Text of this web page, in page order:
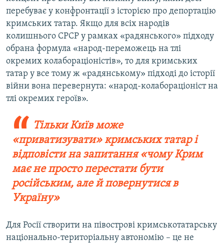
перебуває у конфронтації з історією про депортацію
кримських татар. Якщо для всіх народів
колишнього СРСР у рамках «радянського» підходу
обрана формула «народ-переможець на тлі
окремих колабораціоністів», то для кримських
татар у все тому ж «радянському» підході до історії
війни вона перевернута: «народ-колабораціоніст на
тлі окремих героїв».
Тільки Київ може
«приватизувати» кримських татар і
відповісти на запитання «чому Крим
має не просто перестати бути
російським, але й повернутися в
Україну»
Для Росії створити на півострові кримськотатарську
національно-територіальну автономію – це не